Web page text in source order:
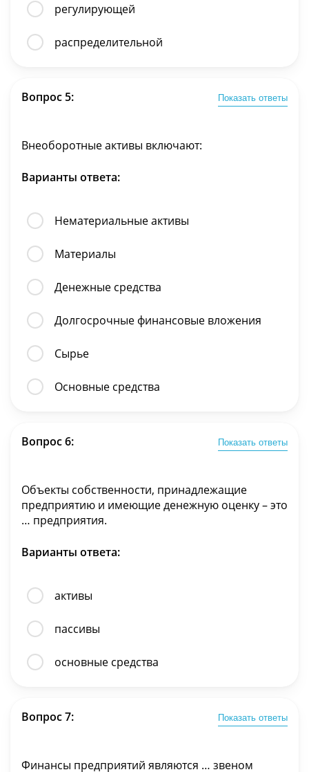
регулирующей
распределительной
Вопрос 5: Показать ответы
Внеоборотные активы включают:
Варианты ответа:
Нематериальные активы
Материалы
Денежные средства
Долгосрочные финансовые вложения
Cырье
Основные средства
Вопрос 6: Показать ответы
Объекты собственности, принадлежащие
предприятию и имеющие денежную оценку – это
… предприятия.
Варианты ответа:
активы
пассивы
основные средства
Вопрос 7: Показать ответы
Финансы предприятий являются … звеном